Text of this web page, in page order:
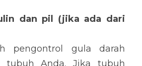
dan pil (jika ada dari
pengontrol gula darah
tubuh Anda. Jika tubuh